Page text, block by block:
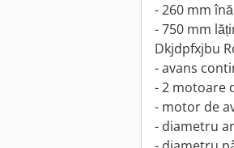
- 260 mm
- 750 mm
Dkjdpfxjbu
- avans
- 2 motoare
- motor de
- diametru